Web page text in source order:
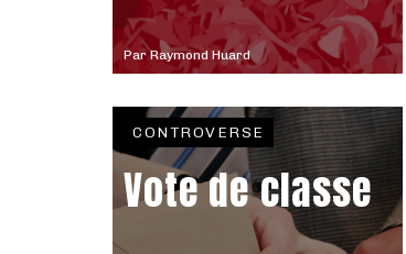
ParRaymond Huard
CONTROVERSE
Vote de classe